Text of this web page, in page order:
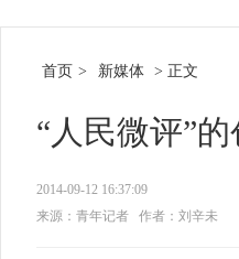
首页 > 新媒体 > 正文
“人民微评”
2014-09-12 16:37:09
来源：青年记者
作者：刘辛未